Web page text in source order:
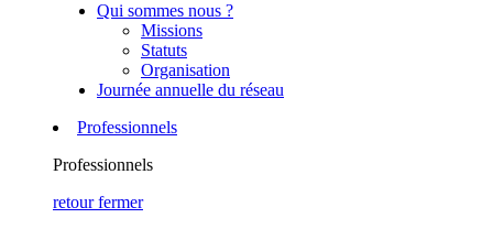
Qui sommes nous ?
Missions
Statuts
Organisation
Journée annuelle du réseau
Professionnels
Professionnels
retour fermer